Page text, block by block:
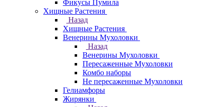
Фикусы Пумила
Хищные Растения
Назад
Хищные Растения
Венерины Мухоловки
Назад
Венерины Мухоловки
Пересаженные Мухоловки
Комбо наборы
Не пересаженные Мухоловки
Гелиамфоры
Жирянки